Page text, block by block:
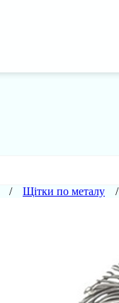
Щітки по металу